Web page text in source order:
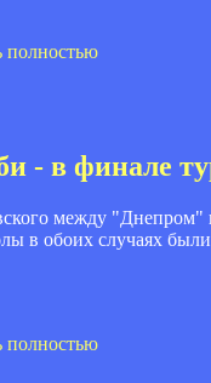
полностью
- в финале
между "Днепром"
в обоих случаях
полностью